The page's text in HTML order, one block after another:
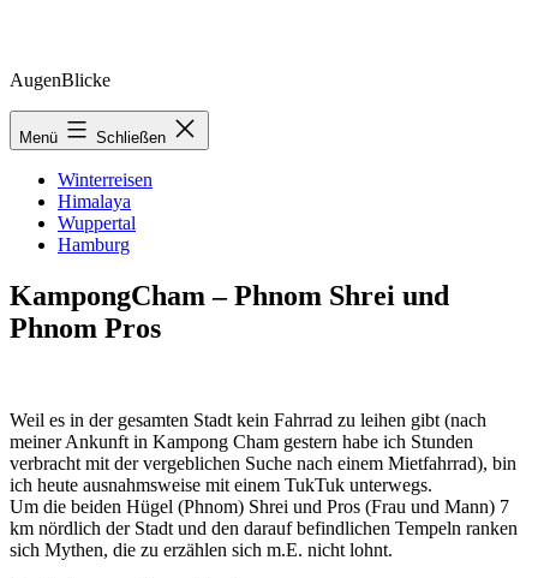
Zum
springen
AugenBlicke
Menü Schließen
Winterreisen
Himalaya
Wuppertal
Hamburg
KampongCham – Phnom Shrei und
Phnom Pros
Weil es in der gesamten Stadt kein Fahrrad zu leihen gibt (nach
meiner Ankunft in Kampong Cham gestern habe ich Stunden
verbracht mit der vergeblichen Suche nach einem Mietfahrrad), bin
ich heute ausnahmsweise mit einem TukTuk unterwegs.
Um die beiden Hügel (Phnom) Shrei und Pros (Frau und Mann) 7
km nördlich der Stadt und den darauf befindlichen Tempeln ranken
sich Mythen, die zu erzählen sich m.E. nicht lohnt.